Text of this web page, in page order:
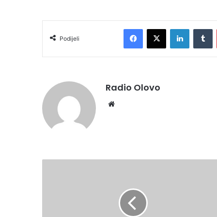
Podijeli
Facebook
X LinkedIn
Radio Olovo